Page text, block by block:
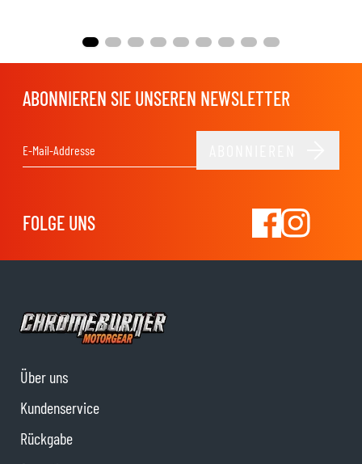
ABONNIEREN SIE UNSEREN NEWSLETTER
FOLGE UNS
Über uns
Kundenservice
Rückgabe